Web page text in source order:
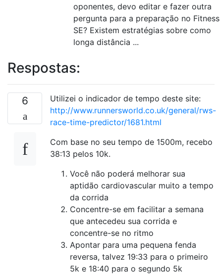
oponentes, devo editar e fazer outra
pergunta para a preparação no Fitness
SE? Existem estratégias sobre como
longa distância ...
Respostas:
6
Utilizei o indicador de tempo deste site:
http://www.runnersworld.co.uk/general/rws-
race-time-predictor/1681.html
Com base no seu tempo de 1500m, recebo
38:13 pelos 10k.
Você não poderá melhorar sua
aptidão cardiovascular muito a tempo
da corrida
Concentre-se em facilitar a semana
que antecedeu sua corrida e
concentre-se no ritmo
Apontar para uma pequena fenda
reversa, talvez 19:33 para o primeiro
5k e 18:40 para o segundo 5k